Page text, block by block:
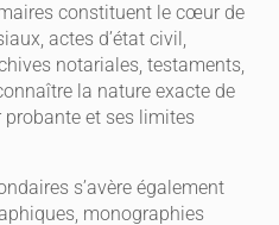
constituent le cœur de
actes d’état civil,
notariales, testaments,
la nature exacte de
et ses limites
s’avère également
monographies